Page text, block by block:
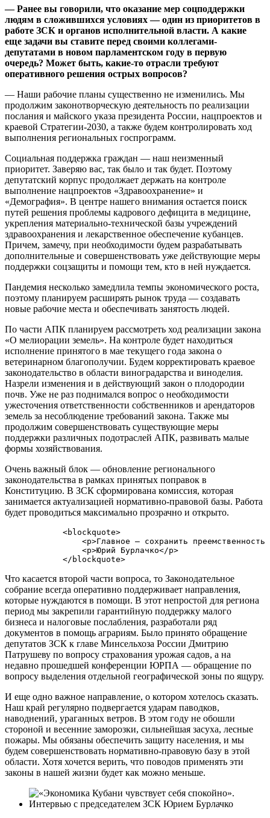
— Ранее вы говорили, что оказание мер соцподдержки
людям в сложившихся условиях — один из приоритетов в
работе ЗСК и органов исполнительной власти. А какие
еще задачи вы ставите перед своими коллегами-
депутатами в новом парламентском году в первую
очередь? Может быть, какие-то отрасли требуют
оперативного решения острых вопросов?
— Наши рабочие планы существенно не изменились. Мы
продолжим законотворческую деятельность по реализации
послания и майского указа президента России, нацпроектов и
краевой Стратегии-2030, а также будем контролировать ход
выполнения региональных госпрограмм.
Социальная поддержка граждан — наш неизменный
приоритет. Заверяю вас, так было и так будет. Поэтому
депутатский корпус продолжает держать на контроле
выполнение нацпроектов «Здравоохранение» и
«Демография». В центре нашего внимания остается поиск
путей решения проблемы кадрового дефицита в медицине,
укрепления материально-технической базы учреждений
здравоохранения и лекарственное обеспечение кубанцев.
Причем, замечу, при необходимости будем разрабатывать
дополнительные и совершенствовать уже действующие меры
поддержки соцзащиты и помощи тем, кто в ней нуждается.
Пандемия несколько замедлила темпы экономического роста,
поэтому планируем расширять рынок труда — создавать
новые рабочие места и обеспечивать занятость людей.
По части АПК планируем рассмотреть ход реализации закона
«О мелиорации земель». На контроле будет находиться
исполнение принятого в мае текущего года закона о
ветеринарном благополучии. Будем корректировать краевое
законодательство в области виноградарства и виноделия.
Назрели изменения и в действующий закон о плодородии
почв. Уже не раз поднимался вопрос о необходимости
ужесточения ответственности собственников и арендаторов
земель за несоблюдение требований закона. Также мы
продолжим совершенствовать существующие меры
поддержки различных подотраслей АПК, развивать малые
формы хозяйствования.
Очень важный блок — обновление регионального
законодательства в рамках принятых поправок в
Конституцию. В ЗСК сформирована комиссия, которая
занимается актуализацией нормативно-правовой базы. Работа
будет проводиться максимально прозрачно и открыто.
            <blockquote>
<p>Главное — сохранить
                <p>Юрий Бурлачко</p>
Что касается второй части вопроса, то Законодательное
собрание всегда оперативно поддерживает направления,
которые нуждаются в помощи. В этот непростой для региона
период мы закрепили гарантийную поддержку малого
бизнеса и налоговые послабления, разработали ряд
документов в помощь аграриям. Было принято обращение
депутатов ЗСК к главе Минсельхоза России Дмитрию
Патрушеву по вопросу страхования урожая садов, а на
недавно прошедшей конференции ЮРПА — обращение по
вопросу выделения отдельной географической зоны по ящуру.
И еще одно важное направление, о котором хотелось сказать.
Наш край регулярно подвергается ударам паводков,
наводнений, ураганных ветров. В этом году не обошли
стороной и весенние заморозки, сильнейшая засуха, лесные
пожары. Мы обязаны обеспечить защиту населения, и мы
будем совершенствовать нормативно-правовую базу в этой
области. Хотя хочется верить, что поводов применять эти
законы в нашей жизни будет как можно меньше.